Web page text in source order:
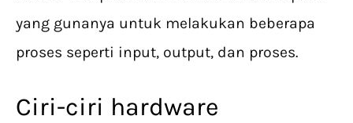
yang gunanya untuk melakukan beberapa
proses seperti input, output, dan proses.
Ciri-ciri hardware